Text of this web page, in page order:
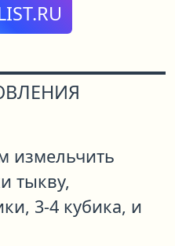
измельчить
тыкву,
3-4 кубика, и